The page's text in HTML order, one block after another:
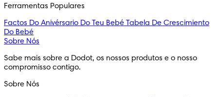
Ferramentas Populares
Factos Do Anivérsario Do Teu Bebé Tabela De Crescimiento
Do Bebé
Sobre Nós
Sabe mais sobre a Dodot, os nossos produtos e o nosso
compromisso contigo.
Sobre Nós